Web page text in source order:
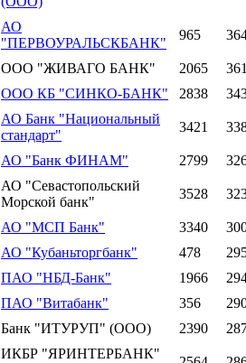
АО
"ПЕРВОУРАЛЬСКБАНК"
965
ООО "ЖИВАГО БАНК" 2065
ООО КБ "СИНКО-БАНК" 2838
АО Банк "Национальный
стандарт"
3421
АО "Банк ФИНАМ" 2799
АО "Севастопольский
Морской банк"
3528
АО "МСП Банк" 3340
АО "Кубаньторгбанк" 478
ПАО "НБД-Банк" 1966
ПАО "Витабанк" 356
Банк "ИТУРУП" (ООО) 2390
ИКБР "ЯРИНТЕРБАНК"